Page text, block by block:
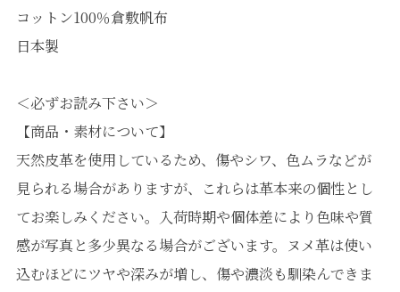
コットン100％倉敷帆布
日本製
＜必ずお読み下さい＞
【商品・素材について】
天然皮革を使用しているため、傷やシワ、色ムラなどが
見られる場合がありますが、これらは革本来の個性とし
てお楽しみください。入荷時期や個体差により色味や質
感が写真と多少異なる場合がございます。ヌメ革は使い
込むほどにツヤや深みが増し、傷や濃淡も馴染んできま